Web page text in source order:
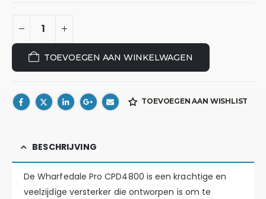
TOEVOEGEN AAN WINKELWAGEN
TOEVOEGEN AAN WISHLIST
BESCHRIJVING
De Wharfedale Pro CPD4800 is een krachtige en
veelzijdige versterker die ontworpen is om te